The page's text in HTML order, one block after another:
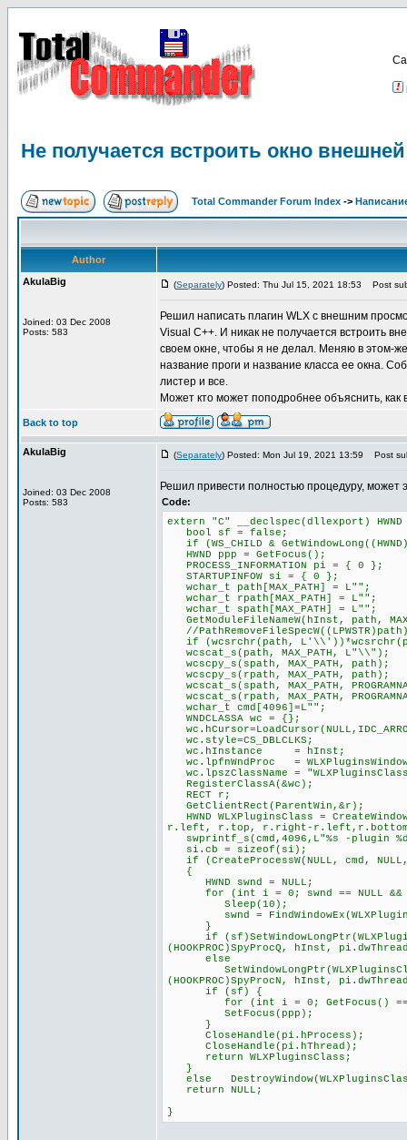
Не получается встроить окно
Total Commander Forum Index ->
Author
AkulaBig
Joined: 03 Dec 2008
Posts: 583
(Separately) Posted: Thu Jul 15, 2021 18:53 Post
Решил написать плагин WLX с внешним
Visual C++. И никак не получается встроить
своем окне, чтобы я не делал. Меняю в этом-
название проги и название класса ее окна.
листер и все.
Может кто может поподробнее объяснить, как
Back to top
AkulaBig
Joined: 03 Dec 2008
Posts: 583
(Separately) Posted: Mon Jul 19, 2021 13:59 Post
Решил привести полностью процедуру, может
Code:
extern "C" __declspec(dllexport)
bool sf = false;
if (WS_CHILD &
HWND ppp = GetFocus();
PROCESS_INFORMATION pi = { 0 };
STARTUPINFOW si = { 0 };
wchar_t path[MAX_PATH] = L"";
wchar_t rpath[MAX_PATH] = L"";
wchar_t spath[MAX_PATH] = L"";
GetModuleFileNameW(hInst, path,
//
if (wcsrchr(path,
wcscat_s(path, MAX_PATH, L"\\");
wcscpy_s(spath, MAX_PATH, path);
wcscpy_s(rpath, MAX_PATH, path);
wcscat_s(spath, MAX_PATH,
wcscat_s(rpath, MAX_PATH,
wchar_t cmd[4096]=L"";
WNDCLASSA wc = {};
wc.style=CS_DBLCLKS;
wc.hInstance = hInst;
wc.lpfnWndProc =
wc.lpszClassName =
RegisterClassA(&wc);
RECT r;
GetClientRect(ParentWin,&r);
HWND WLXPluginsClass =
r.left, r.top, r.right-r.left,r.bottom-
swprintf_s(cmd,4096,L"%s -plugin
si.cb = sizeof(si);
if (CreateProcessW(NULL, cmd,
{
HWND swnd = NULL;
for (int i = 0; swnd == NULL &&
Sleep(10);
swnd =
}
if
(HOOKPROC)SpyProcQ, hInst,
else
SetWindowLongPtr(WLXPluginsClass,
(HOOKPROC)SpyProcN, hInst,
if (sf) {
for (int i = 0; GetFocus() ==
SetFocus(ppp);
}
CloseHandle(pi.hProcess);
CloseHandle(pi.hThread);
return WLXPluginsClass;
}
else
return NULL;
}